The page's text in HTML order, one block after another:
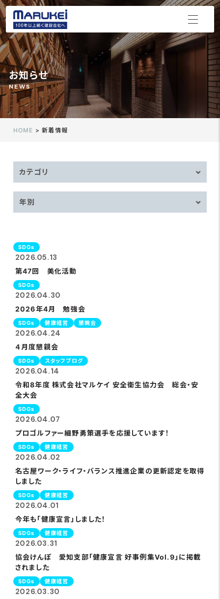
お知らせ
NEWS
HOME >新着情報
カテゴリ
年別
2026.05.13
SDGs
第47回 美化活動
2026.04.30
SDGs
2026年4月 勉強会
2026.04.24
SDGs 健康経営 懇親会
４月度懇親会
2026.04.14
SDGs スタッフブログ
令和8年度 株式会社マルケイ 安全衛生協力会 総会・安
全大会
2026.04.07
SDGs
プロゴルファー細野勇策選手を応援しています！
2026.04.02
SDGs 健康経営
名古屋ワーク・ライフ・バランス推進企業の更新認定を取得
しました
2026.04.01
SDGs 健康経営
今年も「健康宣言」しました！
2026.03.31
SDGs 健康経営
協会けんぽ 愛知支部「健康宣言 好事例集Vol.9」に掲載
されました
2026.03.30
SDGs 健康経営